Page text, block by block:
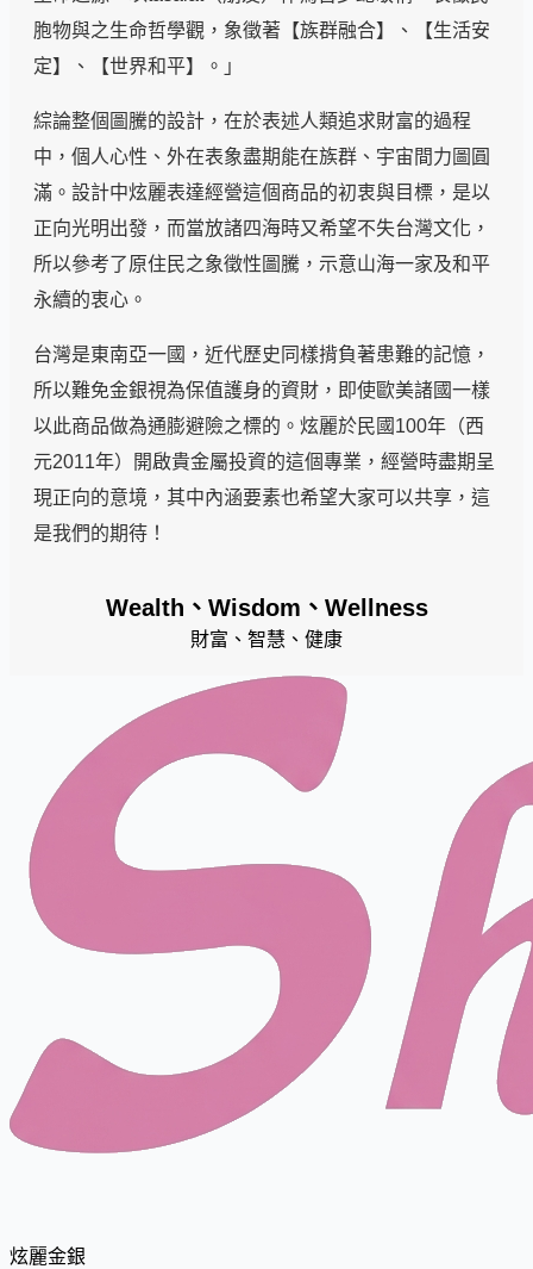
胞物與之生命哲學觀，象徵著【族群融合】、【生活安
定】、【世界和平】。」
綜論整個圖騰的設計，在於表述人類追求財富的過程
中，個人心性、外在表象盡期能在族群、宇宙間力圖圓
滿。設計中炫麗表達經營這個商品的初衷與目標，是以
正向光明出發，而當放諸四海時又希望不失台灣文化，
所以參考了原住民之象徵性圖騰，示意山海一家及和平
永續的衷心。
台灣是東南亞一國，近代歷史同樣揹負著患難的記憶，
所以難免金銀視為保值護身的資財，即使歐美諸國一樣
以此商品做為通膨避險之標的。炫麗於民國100年（西
元2011年）開啟貴金屬投資的這個專業，經營時盡期呈
現正向的意境，其中內涵要素也希望大家可以共享，這
是我們的期待！
Wealth、Wisdom、Wellness
財富、智慧、健康
炫麗金銀